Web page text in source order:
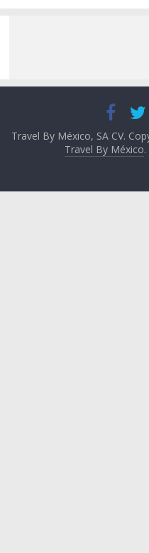
Travel By México, SA CV.
Travel By México